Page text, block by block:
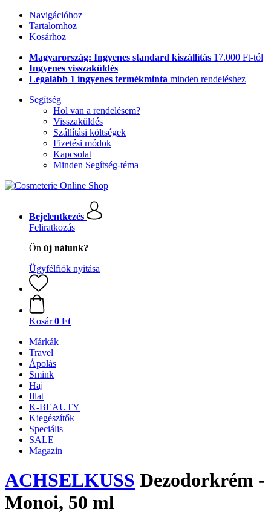
Navigációhoz
Tartalomhoz
Kosárhoz
Magyarország: Ingyenes standard kiszállítás 17.000 Ft-tól
Ingyenes visszaküldés
Legalább 1 ingyenes termékminta minden rendeléshez
Segítség
Hol van a rendelésem?
Visszaküldés
Szállítási költségek
Fizetési módok
Kapcsolat
Minden Segítség-téma
Bejelentkezés
Feliratkozás
Ön új nálunk?
Ügyfélfiók nyitása
Kosár 0 Ft
Márkák
Travel
Ápolás
Smink
Haj
Illat
K-BEAUTY
Kiegészítők
Speciális
SALE
Magazin
ACHSELKUSS Dezodorkrém -
Monoi, 50 ml